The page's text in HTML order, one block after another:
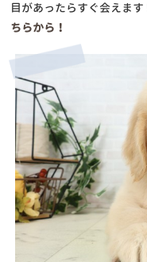
目があったらすぐ会えま
ちらから！